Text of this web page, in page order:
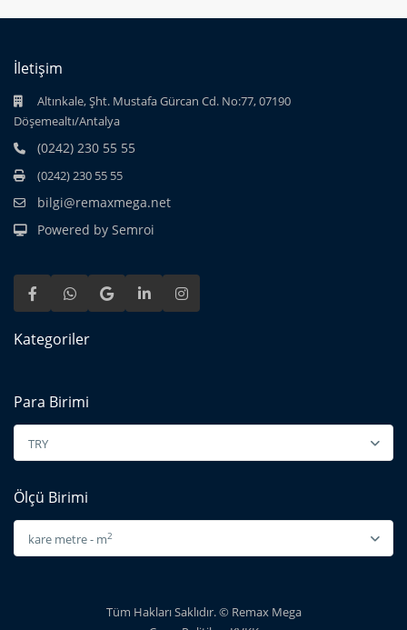
İletişim
Altınkale, Şht. Mustafa Gürcan Cd. No:77, 07190
Döşemealtı/Antalya
(0242) 230 55 55
(0242) 230 55 55
bilgi@remaxmega.net
Powered by Semroi
Kategoriler
Para Birimi
TRY
Ölçü Birimi
kare metre - m2
Tüm Hakları Saklıdır. © Remax Mega